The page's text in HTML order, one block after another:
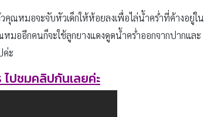
ณหมอจะจับหัวเด็กให้ห้อยลงเพื่อไล่น้ำคร่ำที่ค้างอยู่ใน
ออีกคนก็จะใช้ลูกยางแดงดูดน้ำคร่ำออกจากปากและ
ค่ะ
ปชมคลิปกันเลยค่ะ